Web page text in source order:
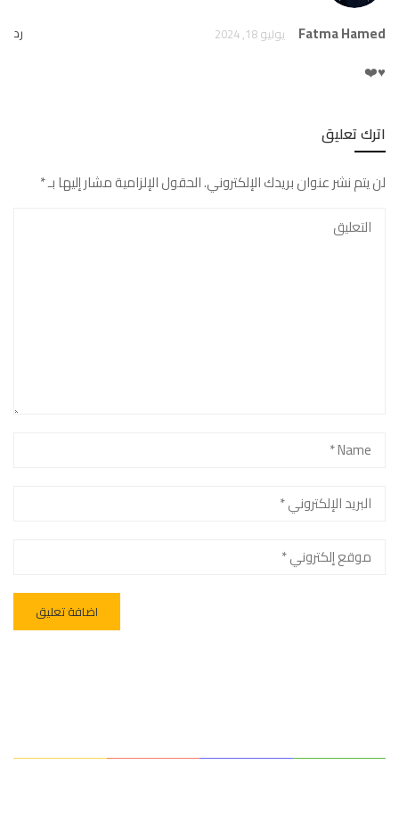
Fatma Hamed يوليو 18, 2024 رد
♥️❤️
اترك تعليق
لن يتم نشر عنوان بريدك الإلكتروني.الحقول الإلزامية مشار إليها بـ*